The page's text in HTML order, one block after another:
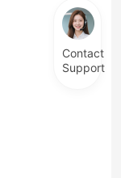
Contact
Support